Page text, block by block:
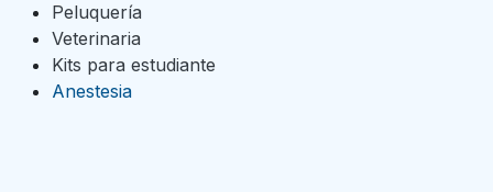
Peluquería
Veterinaria
Kits para estudiante
Anestesia